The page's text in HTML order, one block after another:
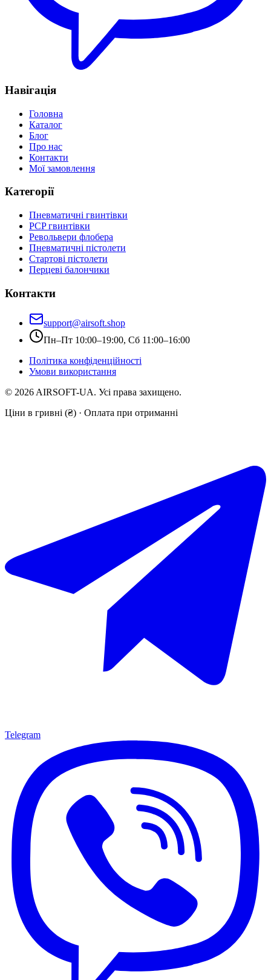
Навігація
Головна
Каталог
Блог
Про нас
Контакти
Мої замовлення
Категорії
Пневматичні гвинтівки
PCP гвинтівки
Револьвери флобера
Пневматичні пістолети
Стартові пістолети
Перцеві балончики
Контакти
support@airsoft.shop
Пн–Пт 10:00–19:00, Сб 11:00–16:00
Політика конфіденційності
Умови використання
© 2026 AIRSOFT-UA. Усі права захищено.
Ціни в гривні (₴) · Оплата при отриманні
Telegram